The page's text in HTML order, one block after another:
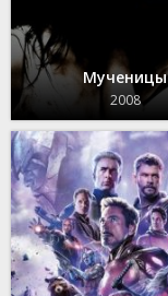
Мученицы
2008